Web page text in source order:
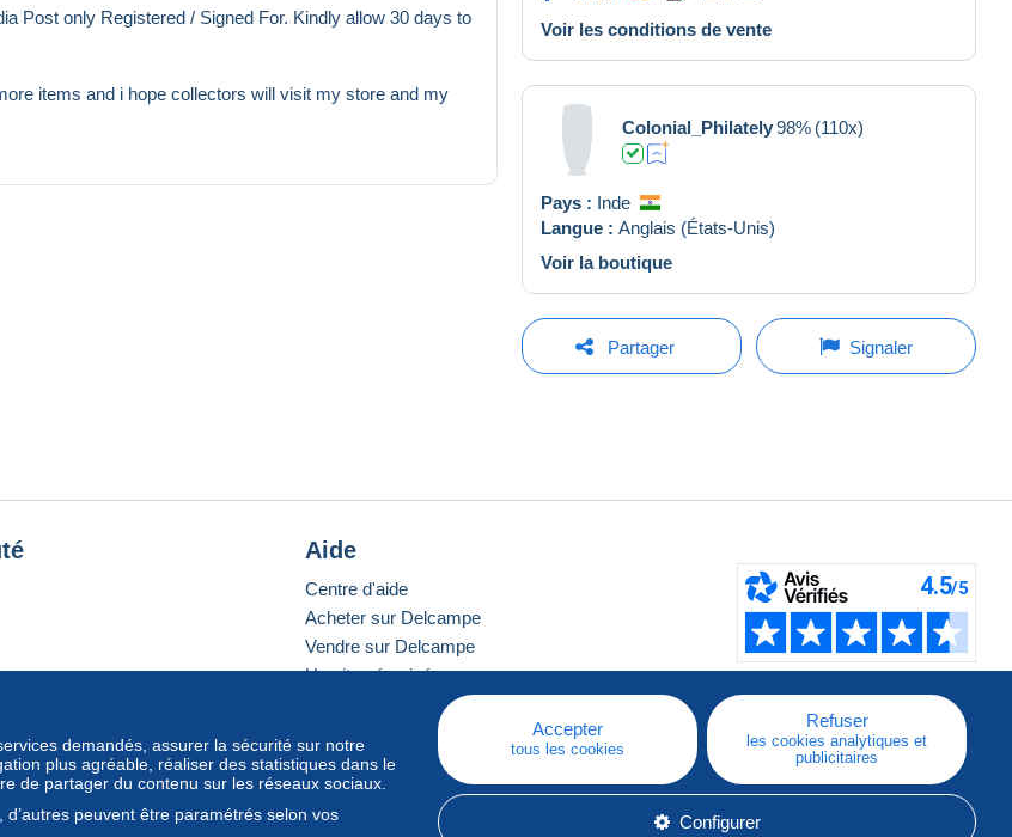
Post only Registered / Signed For. Kindly allow 30 days to
items and i hope collectors will visit my store and my
Voir les conditions de vente
Colonial_Philately98% (110x)
Pays : Inde
Langue : Anglais (États-Unis)
Voir la boutique
Partager Signaler
demandés, assurer la sécurité sur notre
plus agréable, réaliser des statistiques dans le
de partager du contenu sur les réseaux sociaux.
peuvent être paramétrés selon vos
Accepter
tous les cookies
Refuser
les cookies analytiques et
publicitaires
Configurer
Aide
Centre d'aide
Acheter sur Delcampe
Vendre sur Delcampe
Un site sécurisé